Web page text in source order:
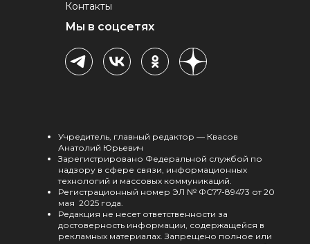
Контакты
Мы в соцсетях
Учредитель, главный редактор — Квасов
Анатолий Юрьевич
Зарегистрировано Федеральной службой по
надзору в сфере связи, информационных
технологий и массовых коммуникаций.
Регистрационный номер ЭЛ № ФС77-89473 от 20
мая 2025 года.
Редакция не несет ответственности за
достоверность информации, содержащейся в
рекламных материалах. Запрещено полное или